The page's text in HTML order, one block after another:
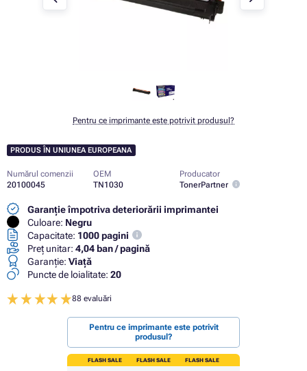
Pentru ce imprimante este potrivit produsul?
PRODUS ÎN UNIUNEA EUROPEANA
Numărul comenzii
20100045
OEM
TN1030
Producator
TonerPartner
Garanție împotriva deteriorării imprimantei
Culoare: Negru
Capacitate: 1000 pagini
Preț unitar: 4,04 ban / pagină
Garanţie: Viaţă
Puncte de loialitate: 20
88 evaluări
Pentru ce imprimante este potrivit
produsul?
FLASH SALE FLASH SALE FLASH SALE